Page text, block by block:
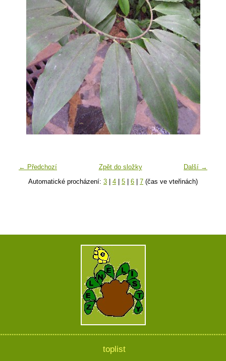
← Předchozí Další →
Zpět do složky
Automatické procházení: 3 4 5 6 7 (čas ve vteřinách)
toplist